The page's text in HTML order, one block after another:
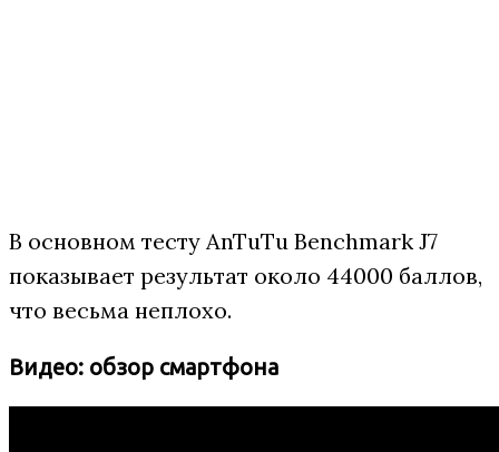
В основном тесту AnTuTu Benchmark J7
показывает результат около 44000 баллов,
что весьма неплохо.
Видео: обзор смартфона